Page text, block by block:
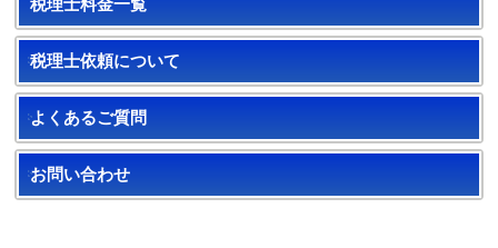
税理士料金一覧
税理士依頼について
よくあるご質問
お問い合わせ